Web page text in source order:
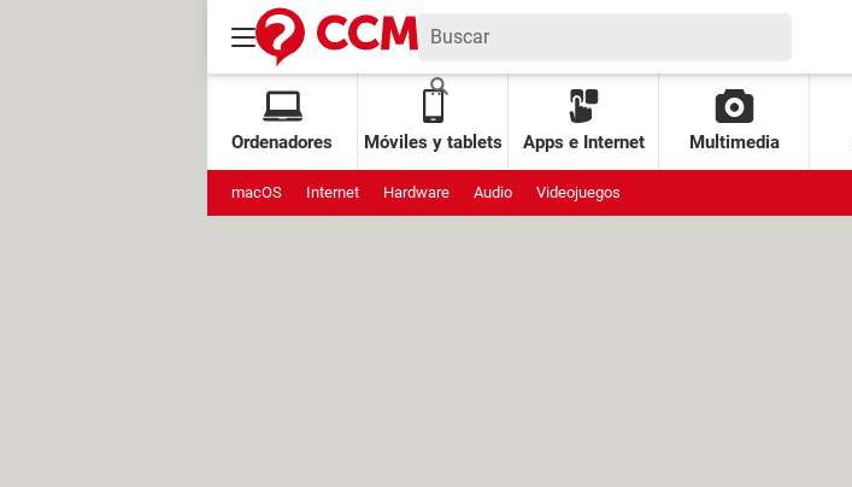
Ordenadores Móviles y tablets Apps e Internet Multimedia
macOS Internet Hardware Audio Videojuegos